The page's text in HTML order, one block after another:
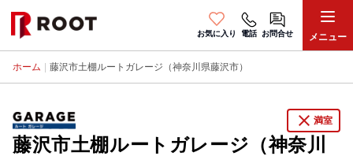
お気に入り 電話 お問合せ メニュー
ホーム 藤沢市土棚ルートガレージ（神奈川県藤沢市）
close 満室
藤沢市土棚ルートガレージ（神奈川